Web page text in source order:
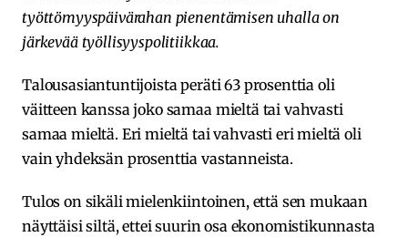
työttömyyspäivärahan pienentämisen uhalla on
järkevää työllisyyspolitiikkaa.
Talousasiantuntijoista peräti 63 prosenttia oli
väitteen kanssa joko samaa mieltä tai vahvasti
samaa mieltä. Eri mieltä tai vahvasti eri mieltä oli
vain yhdeksän prosenttia vastanneista.
Tulos on sikäli mielenkiintoinen, että sen mukaan
näyttäisi siltä, ettei suurin osa ekonomistikunnasta